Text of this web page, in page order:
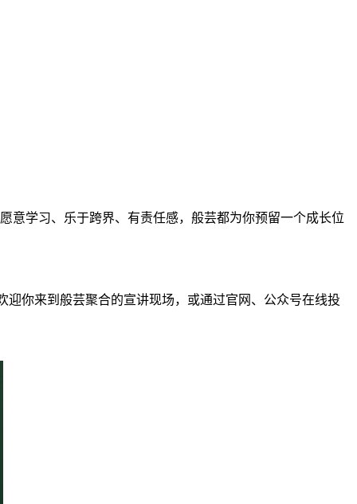
意学习、乐于跨界、有责任感，般芸都为你预留一个成长位
你来到般芸聚合的宣讲现场，或通过官网、公众号在线投